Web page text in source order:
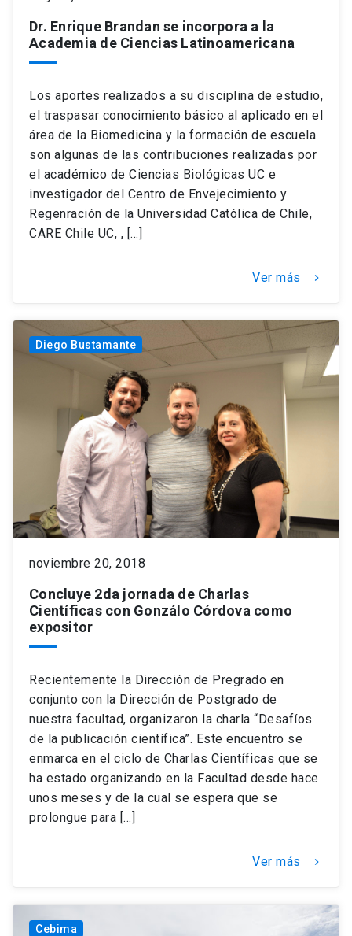
Dr. Enrique Brandan se incorpora a la
Academia de Ciencias Latinoamericana
Los aportes realizados a su disciplina de estudio,
el traspasar conocimiento básico al aplicado en el
área de la Biomedicina y la formación de escuela
son algunas de las contribuciones realizadas por
el académico de Ciencias Biológicas UC e
investigador del Centro de Envejecimiento y
Regenración de la Universidad Católica de Chile,
CARE Chile UC, , […]
Ver más keyboard_arrow_right
Diego Bustamante
noviembre 20, 2018
Concluye 2da jornada de Charlas
Científicas con Gonzálo Córdova como
expositor
Recientemente la Dirección de Pregrado en
conjunto con la Dirección de Postgrado de
nuestra facultad, organizaron la charla “Desafíos
de la publicación científica”. Este encuentro se
enmarca en el ciclo de Charlas Científicas que se
ha estado organizando en la Facultad desde hace
unos meses y de la cual se espera que se
prolongue para […]
Ver más keyboard_arrow_right
Cebima